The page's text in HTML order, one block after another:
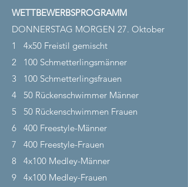
WETTBEWERBSPROGRAMM
DONNERSTAG MORGEN 27. Oktober
1
4x50 Freistil gemischt
2
100 Schmetterlingsmänner
3
100 Schmetterlingsfrauen
4
50 Rückenschwimmer Männer
5
50 Rückenschwimmen Frauen
6
400 Freestyle-Männer
7
400 Freestyle-Frauen
8
4x100 Medley-Männer
9
4x100 Medley-Frauen